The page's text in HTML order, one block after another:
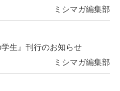
ミシマガ編集部
生』刊行のお知らせ
ミシマガ編集部